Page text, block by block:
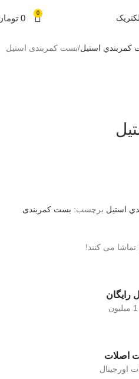
0
0
كمربندي استيل بست کمربندی استیل
استيل برچسب: بست کمربندی
می کنند!
رایگان
اصلات
اورجینال